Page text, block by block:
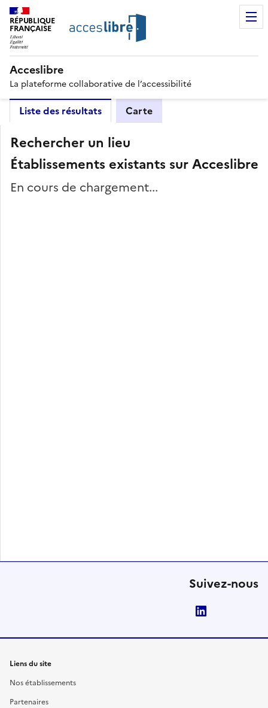
RÉPUBLIQUE
FRANÇAISE
Acceslibre
La plateforme collaborative de l’accessibilité
Liste des résultats Carte
Rechercher un lieu
Établissements existants sur Acceslibre
En cours de chargement...
Suivez-nous
Liens du site
Nos établissements
Partenaires